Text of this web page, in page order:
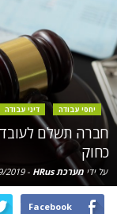
יחסי עבודה דיני עבודה
כחוק
על ידי מערכת HRus -
2019
Facebook